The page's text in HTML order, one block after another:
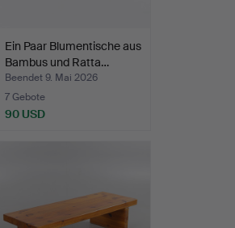
Ein Paar Blumentische aus
Bambus und Ratta…
Beendet 9. Mai 2026
7 Gebote
90 USD